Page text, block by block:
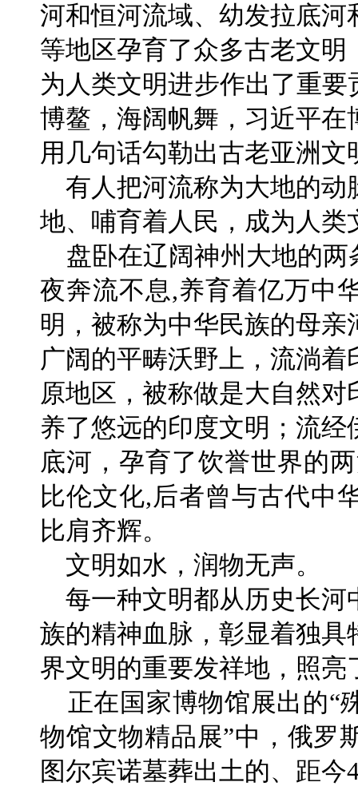
河和恒河流域、幼发拉底
等地区孕育了众多古老文
为人类文明进步作出了重要
博鳌，海阔帆舞，习近平在
用几句话勾勒出古老亚洲文
有人把河流称为大地的动
地、哺育着人民，成为人类
盘卧在辽阔神州大地的
夜奔流不息,养育着亿万中
明，被称为中华民族的母
广阔的平畴沃野上，流淌
原地区，被称做是大自然
养了悠远的印度文明；流
底河，孕育了饮誉世界的
比伦文化,后者曾与古代中
比肩齐辉。
文明如水，润物无声。
每一种文明都从历史长河
族的精神血脉，彰显着独
界文明的重要发祥地，照亮
正在国家博物馆展出的“
物馆文物精品展”中，俄罗
图尔宾诺墓葬出土的、距